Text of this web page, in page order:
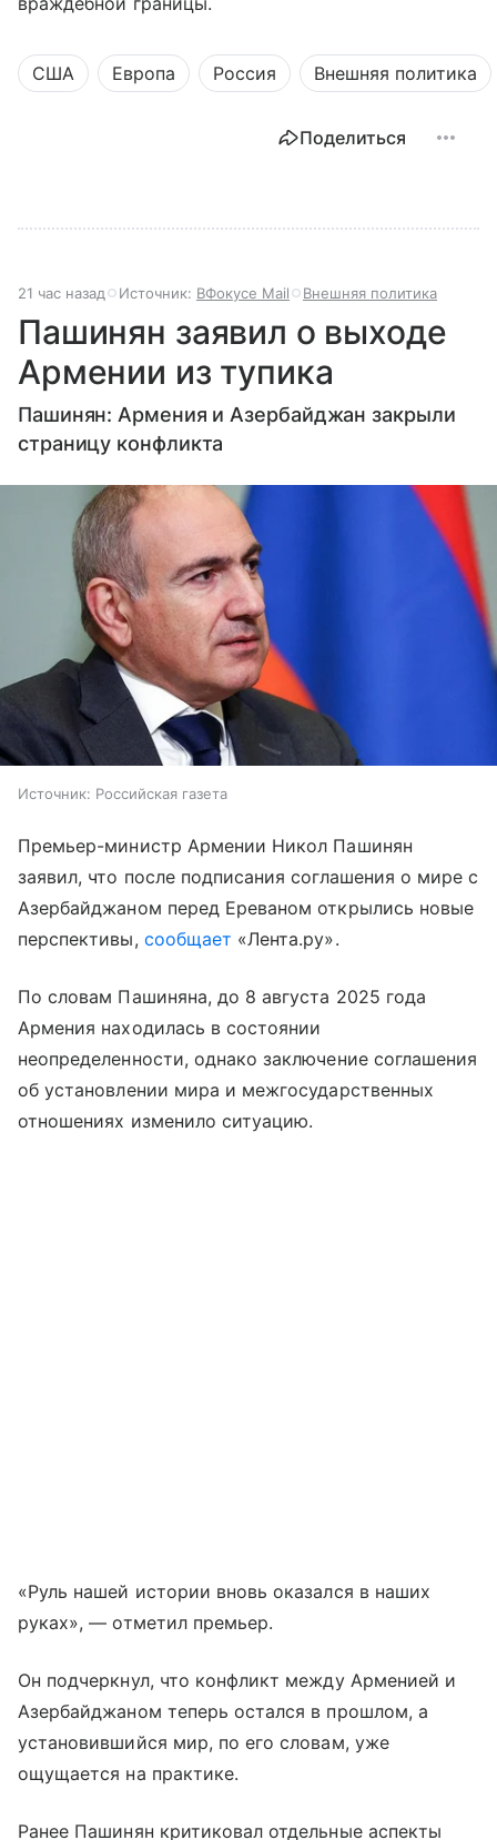
США Европа Россия Внешняя политика
Поделиться
21 час назад Источник: ВФокусе Mail Внешняя политика
Пашинян заявил о выходе
Армении из тупика
Пашинян: Армения и Азербайджан закрыли
страницу конфликта
Источник: Российская газета
Премьер-министр Армении Никол Пашинян
заявил, что после подписания соглашения о мире с
Азербайджаном перед Ереваном открылись новые
перспективы, сообщает «Лента.ру».
По словам Пашиняна, до 8 августа 2025 года
Армения находилась в состоянии
неопределенности, однако заключение соглашения
об установлении мира и межгосударственных
отношениях изменило ситуацию.
«Руль нашей истории вновь оказался в наших
руках», — отметил премьер.
Он подчеркнул, что конфликт между Арменией и
Азербайджаном теперь остался в прошлом, а
установившийся мир, по его словам, уже
ощущается на практике.
Ранее Пашинян критиковал отдельные аспекты